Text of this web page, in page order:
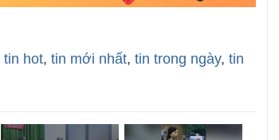
tin hot, tin mới nhất, tin trong ngày, tin